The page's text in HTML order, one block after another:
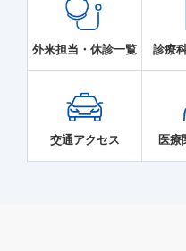
外来担当・休診一覧 診療
交通アクセス 医療